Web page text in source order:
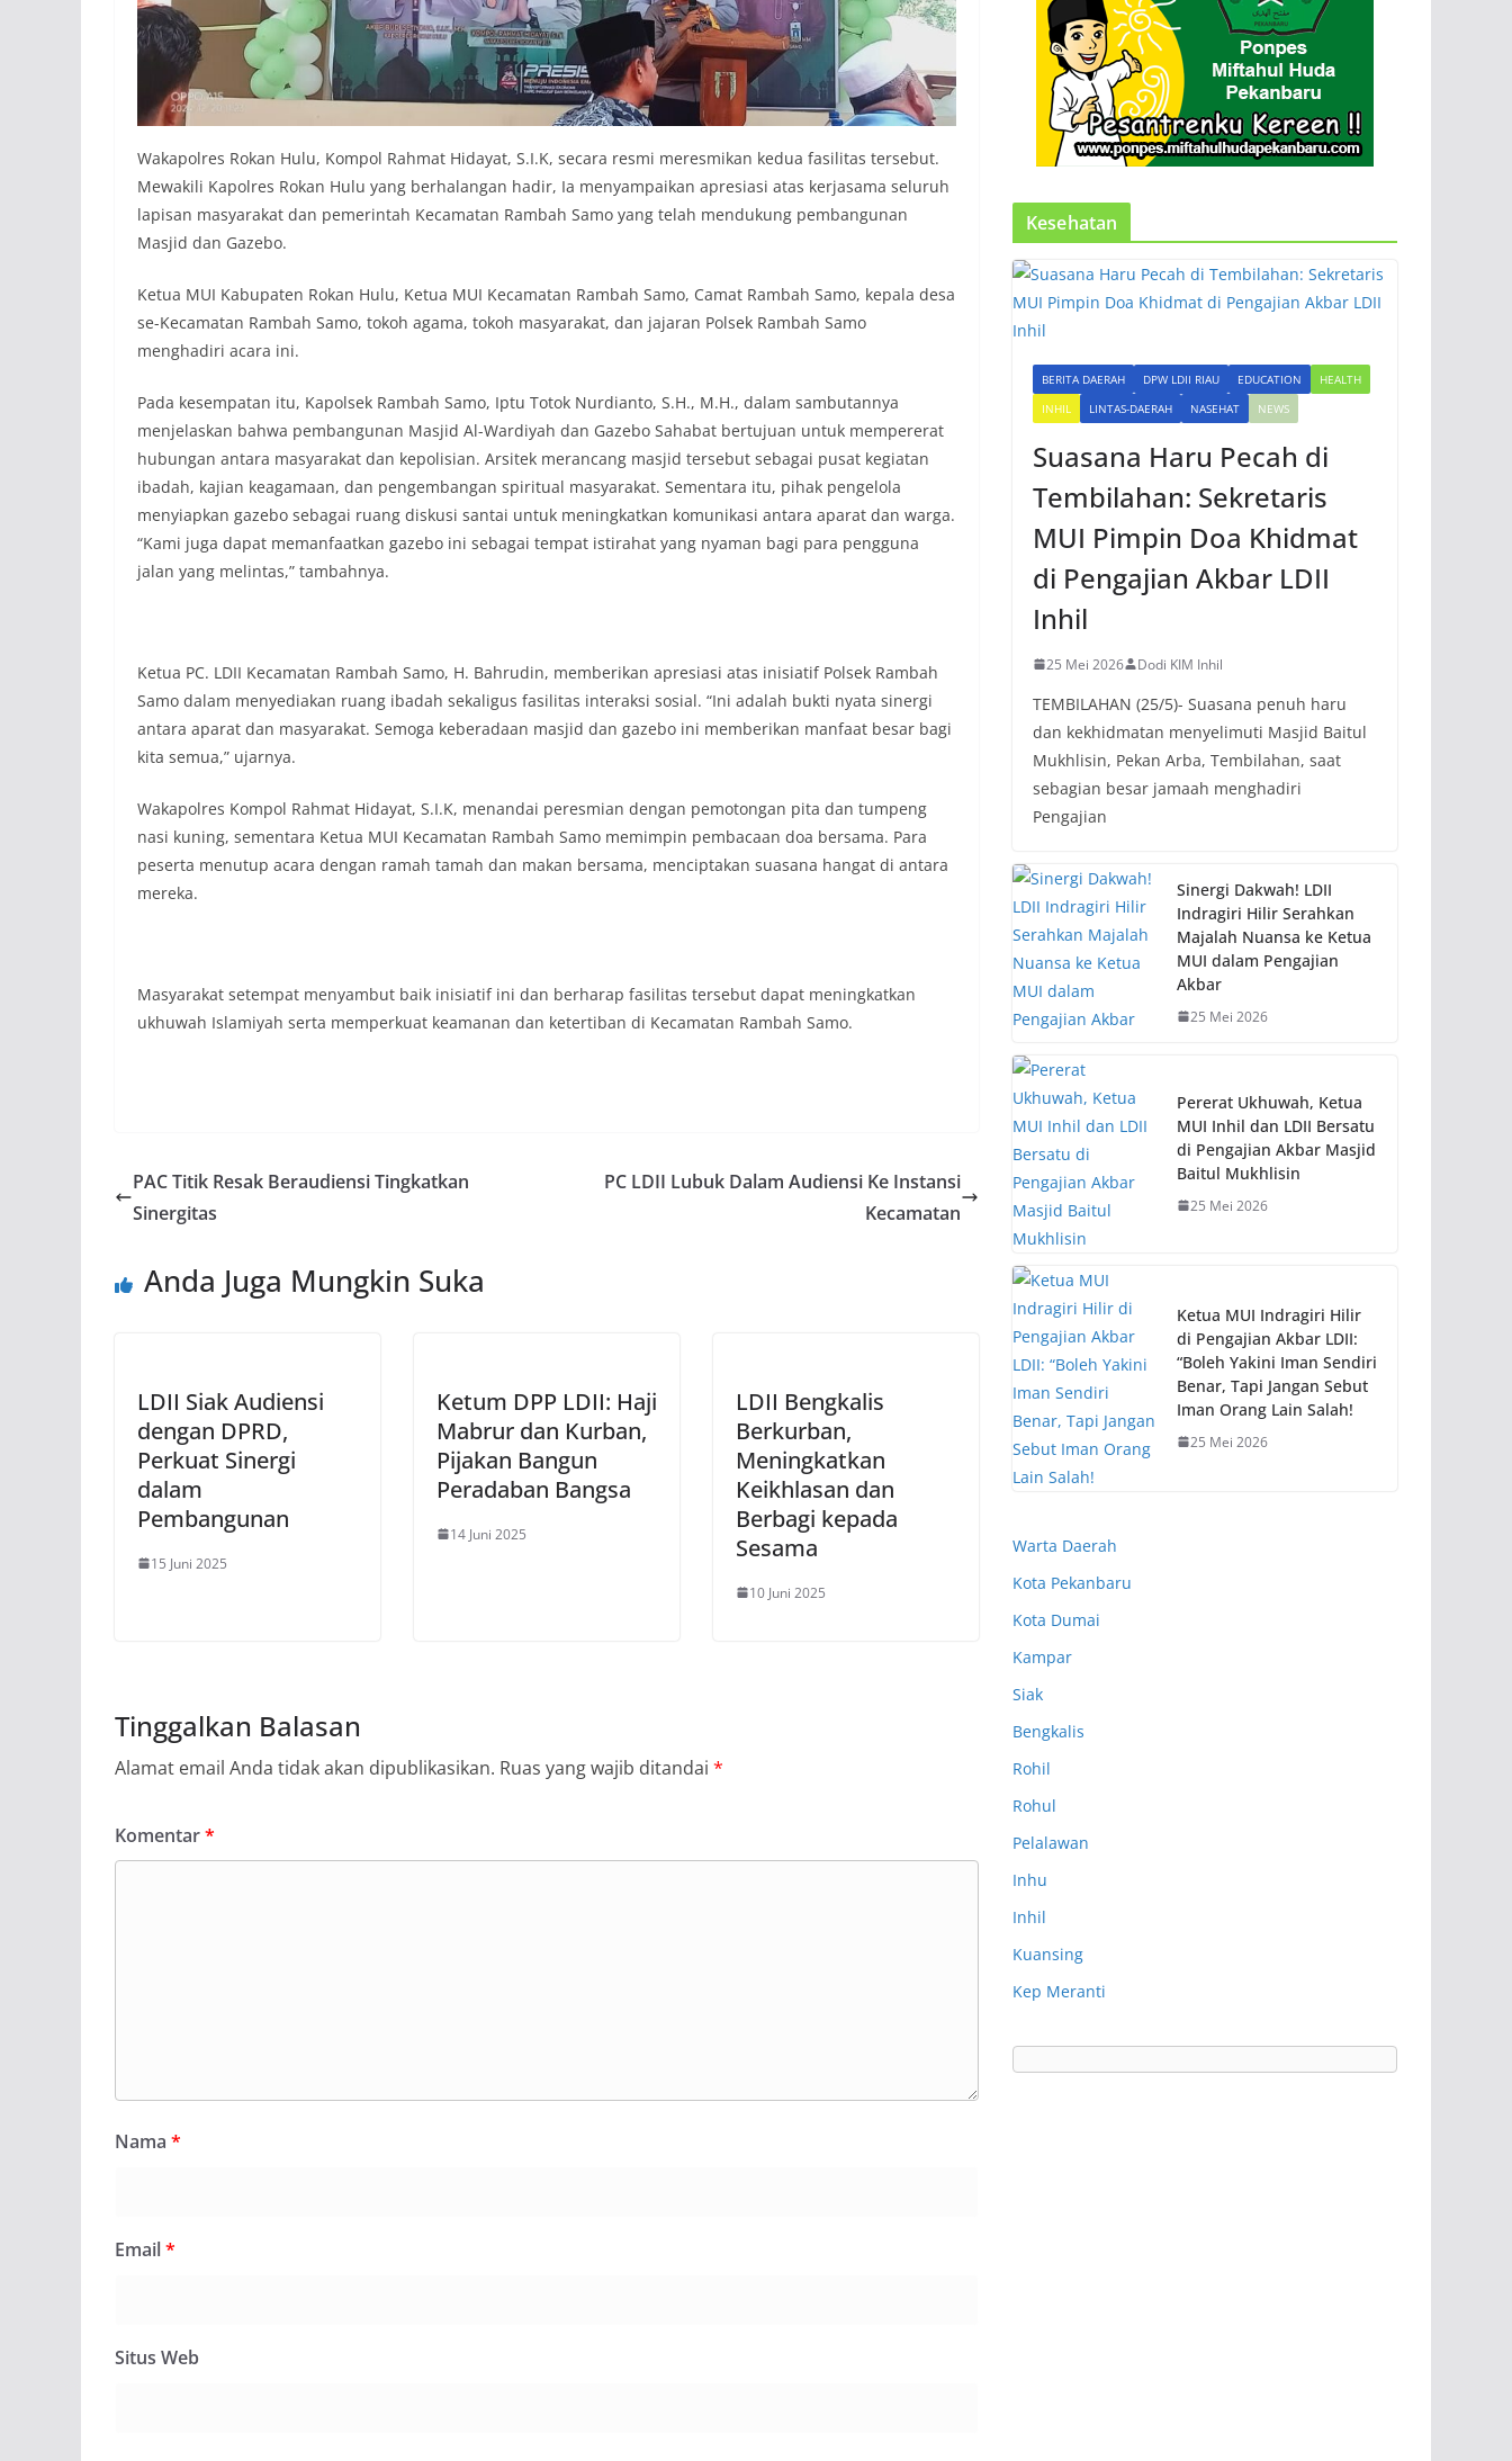
Wakapolres Rokan Hulu, Kompol Rahmat Hidayat, S.I.K, secara resmi meresmikan kedua fasilitas tersebut.
Mewakili Kapolres Rokan Hulu yang berhalangan hadir, Ia menyampaikan apresiasi atas kerjasama seluruh
lapisan masyarakat dan pemerintah Kecamatan Rambah Samo yang telah mendukung pembangunan
Masjid dan Gazebo.
Ketua MUI Kabupaten Rokan Hulu, Ketua MUI Kecamatan Rambah Samo, Camat Rambah Samo, kepala desa
se-Kecamatan Rambah Samo, tokoh agama, tokoh masyarakat, dan jajaran Polsek Rambah Samo
menghadiri acara ini.
Pada kesempatan itu, Kapolsek Rambah Samo, Iptu Totok Nurdianto, S.H., M.H., dalam sambutannya
menjelaskan bahwa pembangunan Masjid Al-Wardiyah dan Gazebo Sahabat bertujuan untuk mempererat
hubungan antara masyarakat dan kepolisian. Arsitek merancang masjid tersebut sebagai pusat kegiatan
ibadah, kajian keagamaan, dan pengembangan spiritual masyarakat. Sementara itu, pihak pengelola
menyiapkan gazebo sebagai ruang diskusi santai untuk meningkatkan komunikasi antara aparat dan warga.
“Kami juga dapat memanfaatkan gazebo ini sebagai tempat istirahat yang nyaman bagi para pengguna
jalan yang melintas,” tambahnya.
Ketua PC. LDII Kecamatan Rambah Samo, H. Bahrudin, memberikan apresiasi atas inisiatif Polsek Rambah
Samo dalam menyediakan ruang ibadah sekaligus fasilitas interaksi sosial. “Ini adalah bukti nyata sinergi
antara aparat dan masyarakat. Semoga keberadaan masjid dan gazebo ini memberikan manfaat besar bagi
kita semua,” ujarnya.
Wakapolres Kompol Rahmat Hidayat, S.I.K, menandai peresmian dengan pemotongan pita dan tumpeng
nasi kuning, sementara Ketua MUI Kecamatan Rambah Samo memimpin pembacaan doa bersama. Para
peserta menutup acara dengan ramah tamah dan makan bersama, menciptakan suasana hangat di antara
mereka.
Masyarakat setempat menyambut baik inisiatif ini dan berharap fasilitas tersebut dapat meningkatkan
ukhuwah Islamiyah serta memperkuat keamanan dan ketertiban di Kecamatan Rambah Samo.
PAC Titik Resak Beraudiensi Tingkatkan
Sinergitas
PC LDII Lubuk Dalam Audiensi Ke Instansi
Kecamatan
Anda Juga Mungkin Suka
LDII Siak Audiensi
dengan DPRD,
Perkuat Sinergi
dalam
Pembangunan
15 Juni 2025
Ketum DPP LDII: Haji
Mabrur dan Kurban,
Pijakan Bangun
Peradaban Bangsa
14 Juni 2025
LDII Bengkalis
Berkurban,
Meningkatkan
Keikhlasan dan
Berbagi kepada
Sesama
10 Juni 2025
Tinggalkan Balasan
Alamat email Anda tidak akan dipublikasikan. Ruas yang wajib ditandai *
Komentar*
Nama *
Email*
Situs Web
Kesehatan
BERITA DAERAH DPW LDII RIAU EDUCATION
HEALTH
INHIL
LINTAS-DAERAH NASEHAT NEWS
Suasana Haru Pecah di
Tembilahan: Sekretaris
MUI Pimpin Doa Khidmat
di Pengajian Akbar LDII
Inhil
25 Mei 2026 Dodi KIM Inhil
TEMBILAHAN (25/5)- Suasana penuh haru
dan kekhidmatan menyelimuti Masjid Baitul
Mukhlisin, Pekan Arba, Tembilahan, saat
sebagian besar jamaah menghadiri
Pengajian
Sinergi Dakwah! LDII
Indragiri Hilir Serahkan
Majalah Nuansa ke Ketua
MUI dalam Pengajian
Akbar
25 Mei 2026
Pererat Ukhuwah, Ketua
MUI Inhil dan LDII Bersatu
di Pengajian Akbar Masjid
Baitul Mukhlisin
25 Mei 2026
Ketua MUI Indragiri Hilir
di Pengajian Akbar LDII:
“Boleh Yakini Iman Sendiri
Benar, Tapi Jangan Sebut
Iman Orang Lain Salah!
25 Mei 2026
Warta Daerah
Kota Pekanbaru
Kota Dumai
Kampar
Siak
Bengkalis
Rohil
Rohul
Pelalawan
Inhu
Inhil
Kuansing
Kep Meranti